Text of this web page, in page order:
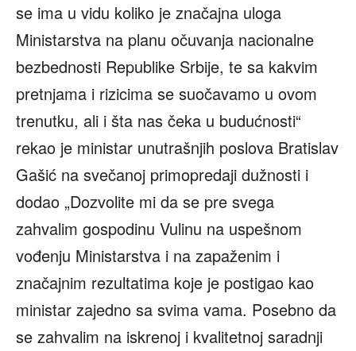
se ima u vidu koliko je značajna uloga
Ministarstva na planu očuvanja nacionalne
bezbednosti Republike Srbije, te sa kakvim
pretnjama i rizicima se suočavamo u ovom
trenutku, ali i šta nas čeka u budućnosti“
rekao je ministar unutrašnjih poslova Bratislav
Gašić na svečanoj primopredaji dužnosti i
dodao „Dozvolite mi da se pre svega
zahvalim gospodinu Vulinu na uspešnom
vođenju Ministarstva i na zapaženim i
značajnim rezultatima koje je postigao kao
ministar zajedno sa svima vama. Posebno da
se zahvalim na iskrenoj i kvalitetnoj saradnji